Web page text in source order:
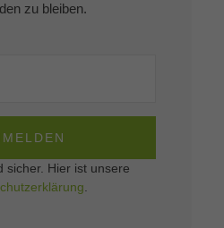
zu bleiben.
sicher. Hier ist unsere
.